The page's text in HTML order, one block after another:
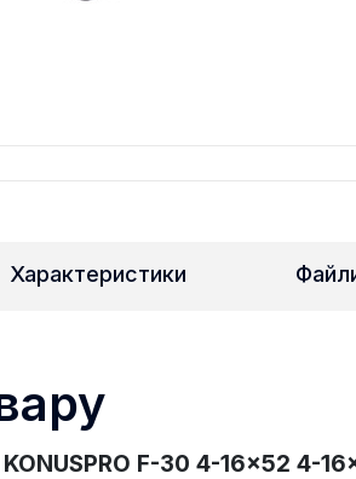
Характеристики
F-30 4-16x52 4-